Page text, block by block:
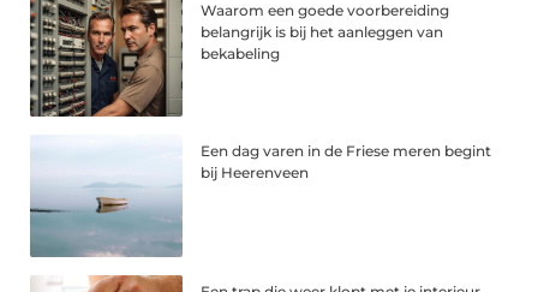
Waarom een goede voorbereiding
belangrijk is bij het aanleggen van
bekabeling
Een dag varen in de Friese meren begint
bij Heerenveen